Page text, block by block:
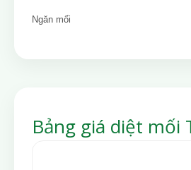
Ngăn mối
Bảng giá diệt mối